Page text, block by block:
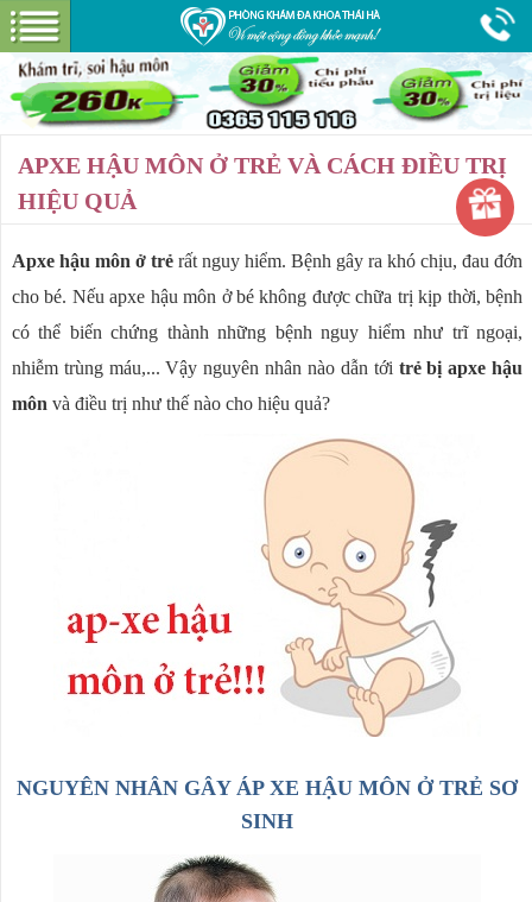
Hotline:0365 115 116 Miễn phí tư vấn
PHÒNG KHÁM
GIỚI THIỆU
CƠ SỞ VẬT CHẤT
GÓI DỊCH VỤ
ĐẶT LỊCH HẸN KHÁM
BỆNH HẬU MÔN
APXE HẬU MÔN Ở TRẺ VÀ CÁCH ĐIỀU TRỊ
HIỆU QUẢ
Apxe hậu môn ở trẻrất nguy hiểm. Bệnh gây ra khó chịu, đau đớn
cho bé. Nếu apxe hậu môn ở bé không được chữa trị kịp thời, bệnh
có thể biến chứng thành những bệnh nguy hiểm như trĩ ngoại,
nhiễm trùng máu,... Vậy nguyên nhân nào dẫn tới trẻ bị apxe hậu
môn và điều trị như thế nào cho hiệu quả?
NGUYÊN NHÂN GÂY ÁP XE HẬU MÔN Ở TRẺ SƠ
SINH